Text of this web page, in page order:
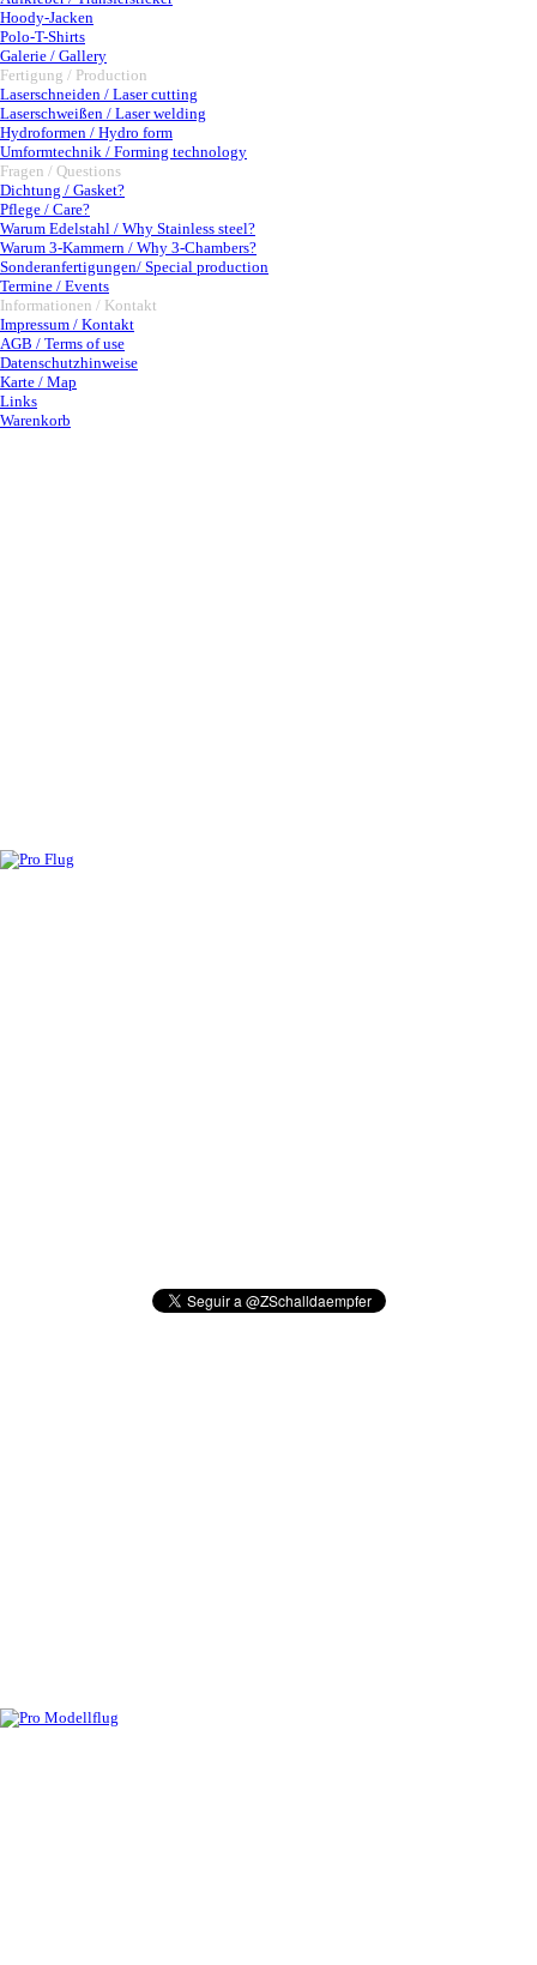
Hoody-Jacken
Polo-T-Shirts
Galerie / Gallery
Fertigung / Production
Laserschneiden / Laser cutting
Laserschweißen / Laser welding
Hydroformen / Hydro form
Umformtechnik / Forming technology
Fragen / Questions
Dichtung / Gasket?
Pflege / Care?
Warum Edelstahl / Why Stainless steel?
Warum 3-Kammern / Why 3-Chambers?
Sonderanfertigungen/ Special production
Termine / Events
Informationen / Kontakt
Impressum / Kontakt
AGB / Terms of use
Datenschutzhinweise
Karte / Map
Links
Warenkorb